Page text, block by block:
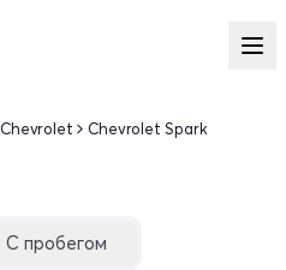
Chevrolet Chevrolet Spark
С пробегом